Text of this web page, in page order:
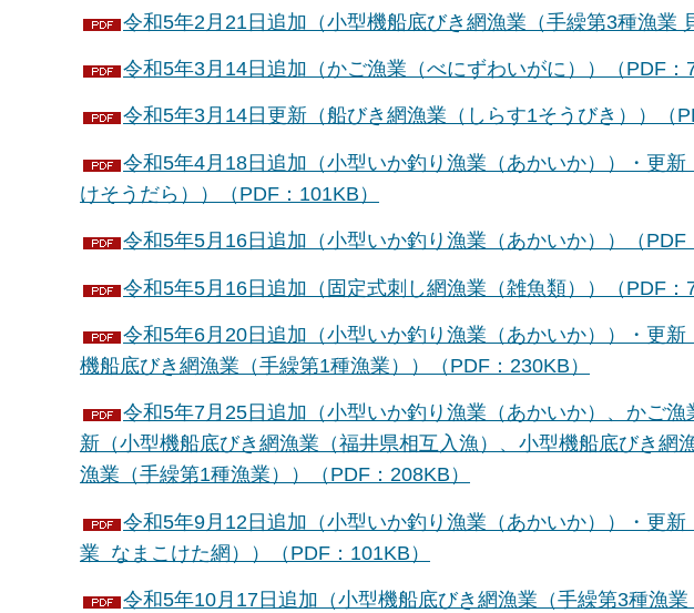
令和5年2月21日追加（小型機船底びき網漁業（手繰第3種漁業
令和5年3月14日追加（かご漁業（べにずわいがに））（PDF：
令和5年3月14日更新（船びき網漁業（しらす1そうびき））（
令和5年4月18日追加（小型いか釣り漁業（あかいか））・更
けそうだら））（PDF：101KB）
令和5年5月16日追加（小型いか釣り漁業（あかいか））（PDF
令和5年5月16日追加（固定式刺し網漁業（雑魚類））（PDF：
令和5年6月20日追加（小型いか釣り漁業（あかいか））・更
機船底びき網漁業（手繰第1種漁業））（PDF：230KB）
令和5年7月25日追加（小型いか釣り漁業（あかいか）、かご
新（小型機船底びき網漁業（福井県相互入漁）、小型機船底びき網
漁業（手繰第1種漁業））（PDF：208KB）
令和5年9月12日追加（小型いか釣り漁業（あかいか））・更
業 なまこけた網））（PDF：101KB）
令和5年10月17日追加（小型機船底びき網漁業（手繰第3種漁